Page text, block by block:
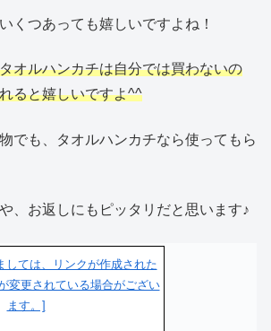
くつあっても嬉しいですよね！
オルハンカチは自分では買わないの
ると嬉しいですよ^^
でも、タオルハンカチなら使ってもら
、お返しにもピッタリだと思います♪